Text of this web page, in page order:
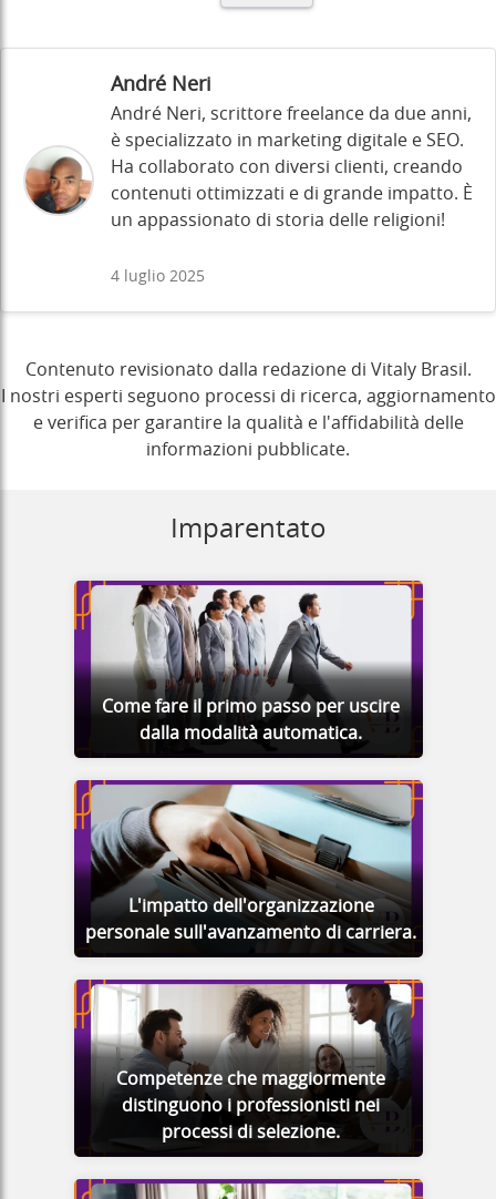
André Neri
André Neri, scrittore freelance da due anni,
è specializzato in marketing digitale e SEO.
Ha collaborato con diversi clienti, creando
contenuti ottimizzati e di grande impatto. È
un appassionato di storia delle religioni!
4 luglio 2025
Contenuto revisionato dalla redazione di Vitaly Brasil.
I nostri esperti seguono processi di ricerca, aggiornamento
e verifica per garantire la qualità e l'affidabilità delle
informazioni pubblicate.
Imparentato
Come fare il primo passo per uscire
dalla modalità automatica.
L'impatto dell'organizzazione
personale sull'avanzamento di carriera.
Competenze che maggiormente
distinguono i professionisti nei
processi di selezione.